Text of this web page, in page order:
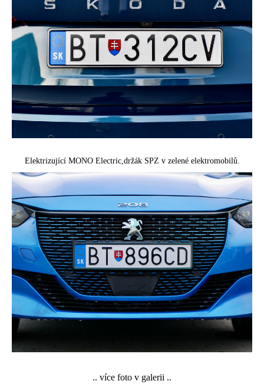
Elektrizující MONO Electric, držák SPZ v zelené elektromobilů.
.. více foto v galerii ..